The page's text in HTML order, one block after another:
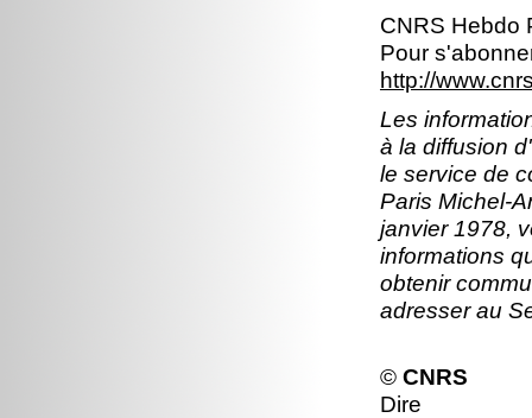
CNRS Hebdo
Pour
http://
Les
à la diffusion
le service de
Paris Michel-
janvier 1978,
informations
obtenir
adresser au
© CNRS
Dire